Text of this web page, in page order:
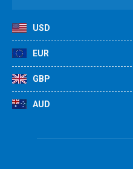
USD
EUR
GBP
AUD